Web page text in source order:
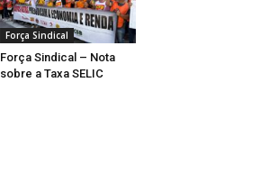
Força Sindical
Força Sindical – Nota
sobre a Taxa SELIC